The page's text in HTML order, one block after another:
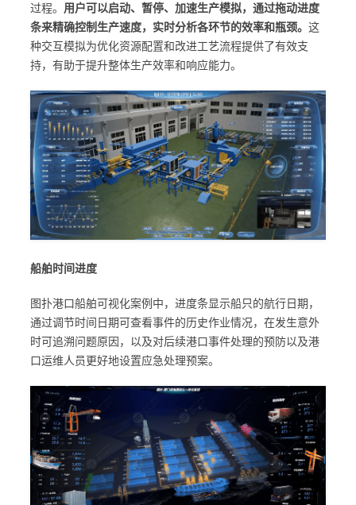
过程。 用户可以启动、暂停、加速生产模拟，通过拖动进度
条来精确控制生产速度，实时分析各环节的效率和瓶颈。 这
种交互模拟为优化资源配置和改进工艺流程提供了有效支
持，有助于提升整体生产效率和响应能力。
船舶时间进度
图扑港口船舶可视化案例中，进度条显示船只的航行日期，
通过调节时间日期可查看事件的历史作业情况，在发生意外
时可追溯问题原因，以及对后续港口事件处理的预防以及港
口运维人员更好地设置应急处理预案。